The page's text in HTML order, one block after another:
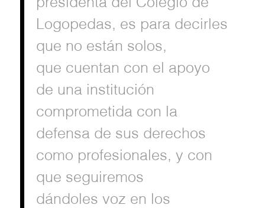
presidenta del Colegio de
Logopedas, es para decirles
que no están solos,
que cuentan con el apoyo
de una institución
comprometida con la
defensa de sus derechos
como profesionales, y con
que seguiremos
dándoles voz en los